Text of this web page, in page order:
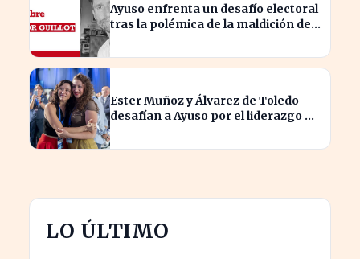
Ayuso enfrenta un desafío electoral
tras la polémica de la maldición de
Ester Muñoz y Álvarez de Toledo
desafían a Ayuso por el liderazgo de
LO ÚLTIMO